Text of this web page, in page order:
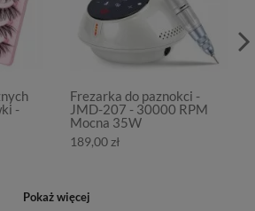
-
Frezarka do paznokci -
JMD-207 - 30000 RPM
Mocna 35W
189,00 zł
Pokaż więcej